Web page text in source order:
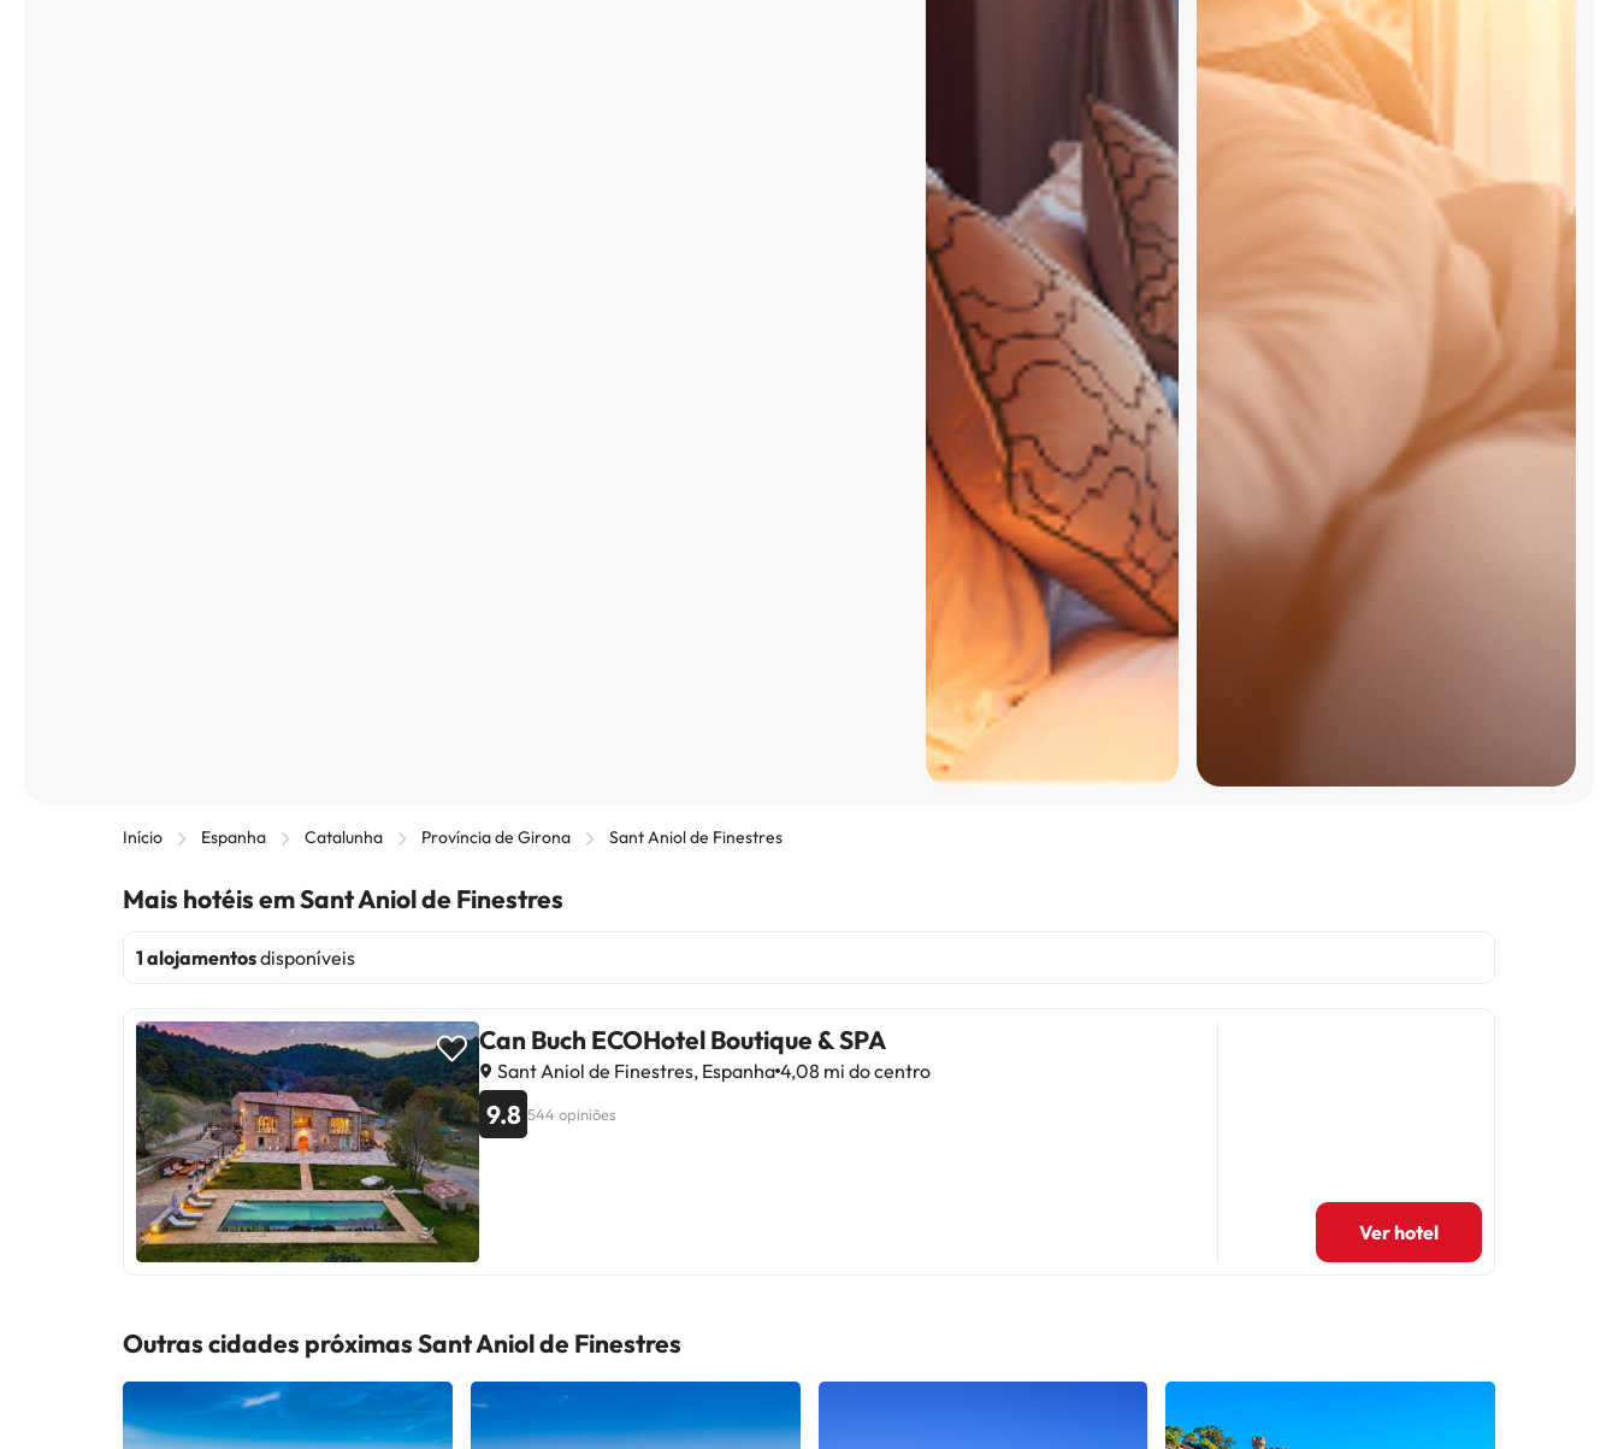
Início Espanha Catalunha Província de Girona Sant Aniol de Finestres
Mais hotéis em Sant Aniol de Finestres
1 alojamentosdisponíveis
Can Buch ECOHotel Boutique & SPA
Sant Aniol de Finestres, Espanha 4,08 mi do centro
9.8 544 opiniões
Ver hotel
Outras cidades próximas Sant Aniol de Finestres